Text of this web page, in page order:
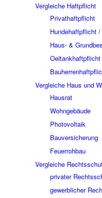
Vergleiche Haftpflicht
Privathaftpflicht
Hundehaftpflicht
Haus- &
Oeltankhaftpflicht
Vergleiche Haus und
Hausrat
Wohngebäude
Photovoltaik
Bauversicherung
Feuerrohbau
Vergleiche
privater
gewerblicher